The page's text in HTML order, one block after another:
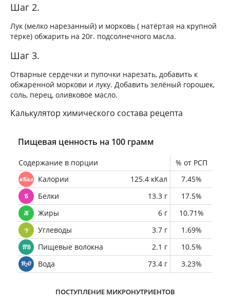
Шаг 2.
Лук (мелко нарезанный) и морковь ( натёртая на крупной
тёрке) обжарить на 20г. подсолнечного масла.
Шаг 3.
Отварные сердечки и пупочки нарезать, добавить к
обжаренной моркови и луку. Добавить зелёный горошек,
соль, перец, оливковое масло.
Калькулятор химического состава рецепта
Пищевая ценность на 100 грамм
Содержание в порции
% от РСП
Калории
125.4 кКал
7.45%
Белки
13.3 г
17.5%
Жиры
6 г
10.71%
Углеводы
3.7 г
1.69%
Пищевые волокна
2.1 г
10.5%
Вода
73.4 г 3.23%
ПОСТУПЛЕНИЕ МИКРОНУТРИЕНТОВ